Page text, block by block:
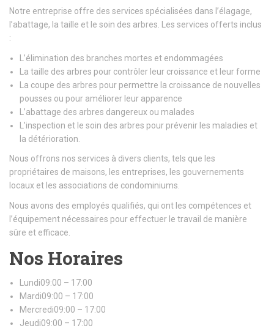
Notre entreprise offre des services spécialisées dans l’élagage,
l’abattage, la taille et le soin des arbres. Les services offerts inclus
:
L’élimination des branches mortes et endommagées
La taille des arbres pour contrôler leur croissance et leur forme
La coupe des arbres pour permettre la croissance de nouvelles
pousses ou pour améliorer leur apparence
L’abattage des arbres dangereux ou malades
L’inspection et le soin des arbres pour prévenir les maladies et
la détérioration.
Nous offrons nos services à divers clients, tels que les
propriétaires de maisons, les entreprises, les gouvernements
locaux et les associations de condominiums.
Nous avons des employés qualifiés, qui ont les compétences et
l’équipement nécessaires pour effectuer le travail de manière
sûre et efficace.
Nos Horaires
Lundi09:00 – 17:00
Mardi09:00 – 17:00
Mercredi09:00 – 17:00
Jeudi09:00 – 17:00